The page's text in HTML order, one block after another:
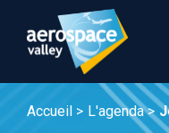
contenu
Accueil > L'agenda >